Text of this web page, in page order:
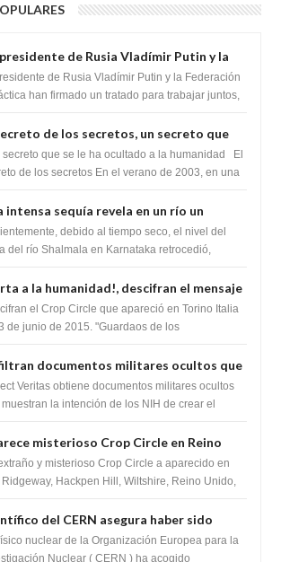
presidente de Rusia Vladímir Putin y la
Galactica han firmado un
para acabar con los Sionistas?
de Rusia Vladímir Putin y la Federación
han firmado un tratado para trabajar juntos,
de los secretos, un secreto que
por completo el destino de la
secreto que se le ha ocultado a la humanidad El
de los secretos En el verano de 2003, en una
intensa sequía revela en un río un
hallazgo de miles de Shiva
debido al tiempo seco, el nivel del
del río Shalmala en Karnataka retrocedió,
a la humanidad!, descifran el mensaje
Circle de Torino ,Italia
el Crop Circle que apareció en Torino Italia
de junio de 2015. "Guardaos de los
documentos militares ocultos que
la intención de los NIH de crear el
CoV-2, utilizando la investigación de
Veritas obtiene documentos militares ocultos
la intención de los NIH de crear el
misterioso Crop Circle en Reino
23 de junio 2016
y misterioso Crop Circle a aparecido en
Ridgeway, Hackpen Hill, Wiltshire, Reino Unido,
del CERN asegura haber sido
por seres de luz durante una
del Colisionador de Hadrones
nuclear de la Organización Europea para la
Nuclear ( CERN ) ha acogido